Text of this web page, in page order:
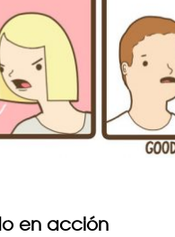
en acción